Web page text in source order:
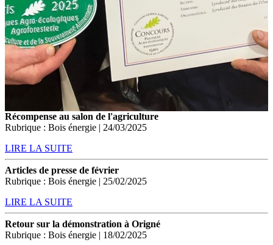
Récompense au salon de l'agriculture
Rubrique : Bois énergie | 24/03/2025
LIRE LA SUITE
Articles de presse de février
Rubrique : Bois énergie | 25/02/2025
LIRE LA SUITE
Retour sur la démonstration à Origné
Rubrique : Bois énergie | 18/02/2025